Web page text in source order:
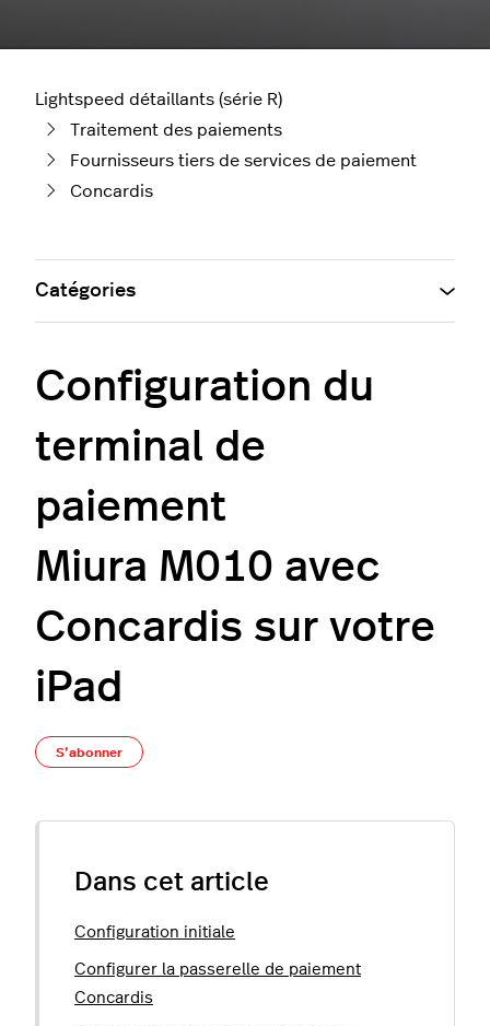
Lightspeed détaillants (série R)
Traitement des paiements
Fournisseurs tiers de services de paiement
Concardis
Configuration du
terminal de
paiement
Miura M010 avec
Concardis sur votre
iPad
S’abonner
Dans cet article
Configuration initiale
Configurer la passerelle de paiement
Concardis
Catégories